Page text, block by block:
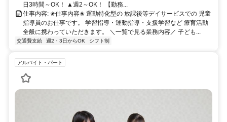
日3時間～OK！ ▲週2～OK！ 【勤務...
仕事内容: ✬仕事内容✬ 運動特化型の 放課後等デイサービスでの 児童
指導員のお仕事です。 学習指導・運動指導・支援学習など 療育活動
全般に携わっていただきます。 ＼一覧で見る業務内容／ 子ども...
交通費支給 週2・3日からOK シフト制
アルバイト・パート